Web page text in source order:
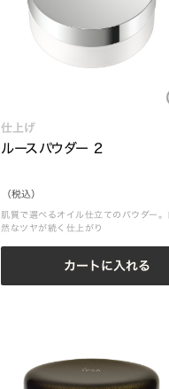
仕上げ
ルースパウダー 2
（税込）
肌質で選べるオイル仕立てのパウダー。
然なツヤが続く仕上がり
カートに入れる